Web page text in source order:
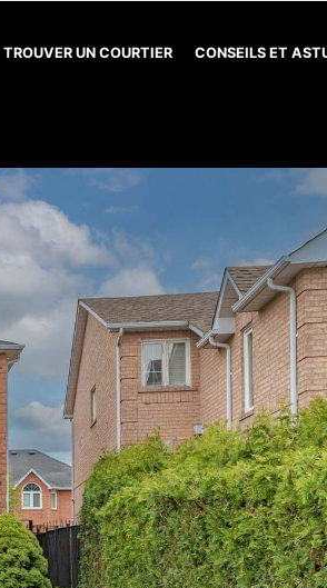
TROUVER UN COURTIER CONSEILS ET